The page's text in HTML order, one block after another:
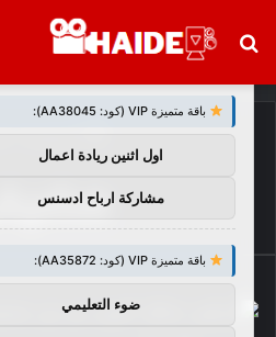
بحث
الرئيسية/
توصيات :
باقة متميزة VIP (كود: AA38045):
اول اثنين ريادة اعمال
مشاركة ارباح ادسنس
باقة متميزة VIP (كود: AA35872):
ضوء التعليمي